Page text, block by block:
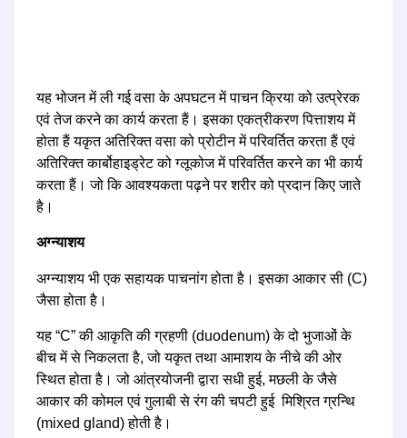
यह भोजन में ली गई वसा के अपघटन में पाचन क्रिया को उत्प्रेरक
एवं तेज करने का कार्य करता हैं। इसका एकत्रीकरण पित्ताशय में
होता हैं यकृत अतिरिक्त वसा को प्रोटीन में परिवर्तित करता हैं एवं
अतिरिक्त कार्बोहाइड्रेट को ग्लूकोज में परिवर्तित करने का भी कार्य
करता हैं। जो कि आवश्यकता पढ़ने पर शरीर को प्रदान किए जाते
है।
अग्न्याशय
अग्न्याशय भी एक सहायक पाचनांग होता है। इसका आकार सी (C)
जैसा होता है।
यह “C” की आकृति की ग्रहणी (duodenum) के दो भुजाओं के
बीच में से निकलता है, जो यकृत तथा आमाशय के नीचे की ओर
स्थित होता है। जो आंत्रयोजनी द्वारा सधी हुई, मछली के जैसे
आकार की कोमल एवं गुलाबी से रंग की चपटी हुई मिश्रित ग्रन्थि
(mixed gland) होती है।